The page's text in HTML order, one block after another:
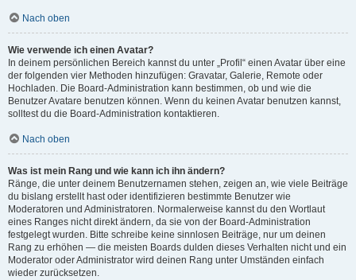
Nach oben
Wie verwende ich einen Avatar?
In deinem persönlichen Bereich kannst du unter „Profil“ einen Avatar über eine
der folgenden vier Methoden hinzufügen: Gravatar, Galerie, Remote oder
Hochladen. Die Board-Administration kann bestimmen, ob und wie die
Benutzer Avatare benutzen können. Wenn du keinen Avatar benutzen kannst,
solltest du die Board-Administration kontaktieren.
Nach oben
Was ist mein Rang und wie kann ich ihn ändern?
Ränge, die unter deinem Benutzernamen stehen, zeigen an, wie viele Beiträge
du bislang erstellt hast oder identifizieren bestimmte Benutzer wie
Moderatoren und Administratoren. Normalerweise kannst du den Wortlaut
eines Ranges nicht direkt ändern, da sie von der Board-Administration
festgelegt wurden. Bitte schreibe keine sinnlosen Beiträge, nur um deinen
Rang zu erhöhen — die meisten Boards dulden dieses Verhalten nicht und ein
Moderator oder Administrator wird deinen Rang unter Umständen einfach
wieder zurücksetzen.